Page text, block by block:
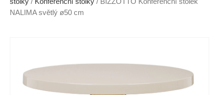
NALIMA světlý ø50 cm